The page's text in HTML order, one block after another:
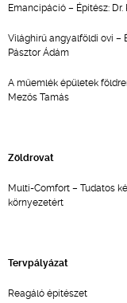
Emancipáció – Építész:
Világhírű angyalföldi ovi –
Pásztor Ádám
A műemlék épületek
Mezős Tamás
Zöldrovat
Multi-Comfort – Tudatos
környezetért
Tervpályázat
Reagáló építészet